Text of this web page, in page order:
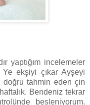
yaptığım incelemeler
ekşiyi çıkar Ayşeyi
doğru tahmin eden çin
Bendeniz tekrar
besleniyorum.